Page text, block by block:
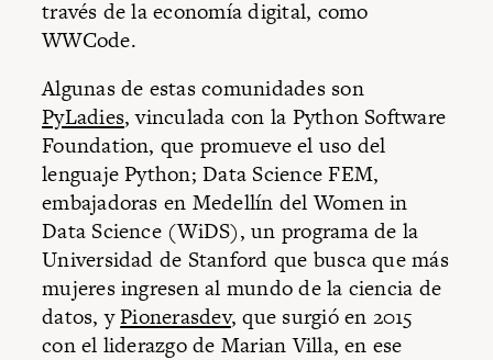
través de la economía digital, como
WWCode.
Algunas de estas comunidades son
PyLadies, vinculada con la Python Software
Foundation, que promueve el uso del
lenguaje Python; Data Science FEM,
embajadoras en Medellín del Women in
Data Science (WiDS), un programa de la
Universidad de Stanford que busca que más
mujeres ingresen al mundo de la ciencia de
datos, yPionerasdev, que surgió en 2015
con el liderazgo de Marian Villa, en ese